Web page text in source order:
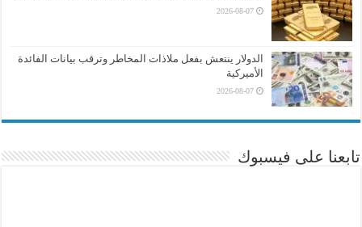
2026-08-07
الدولار ينتعش بفعل ملاذات المخاطر وترقب بيانات الفائدة
الأميركية
2026-08-07
تابعنا على فيسبوك